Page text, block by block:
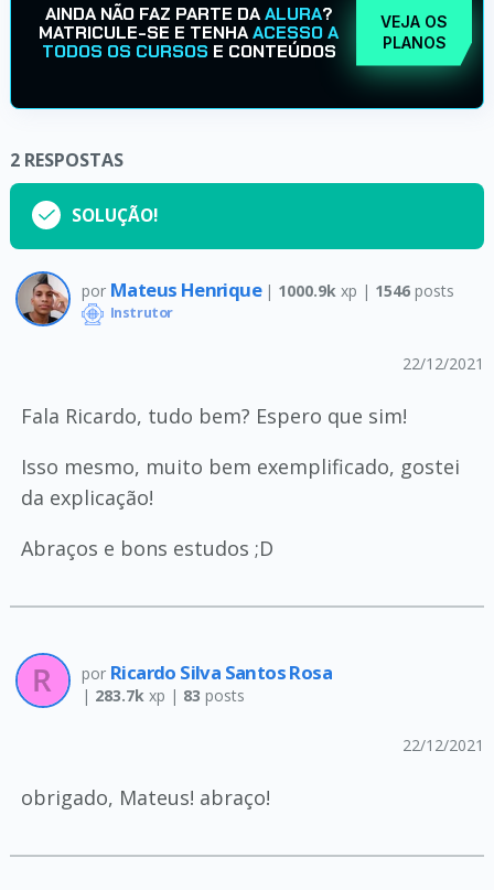
AINDA NÃO FAZ PARTE DAALURA?
MATRICULE-SE E TENHAACESSO A
TODOS OS CURSOS E CONTEÚDOS
VEJA OS
PLANOS
2 RESPOSTAS
SOLUÇÃO!
por Mateus Henrique | 1000.9k xp | 1546 posts
Instrutor
22/12/2021
Fala Ricardo, tudo bem? Espero que sim!
Isso mesmo, muito bem exemplificado, gostei
da explicação!
Abraços e bons estudos ;D
por Ricardo Silva Santos Rosa
| 283.7kxp | 83 posts
22/12/2021
obrigado, Mateus! abraço!